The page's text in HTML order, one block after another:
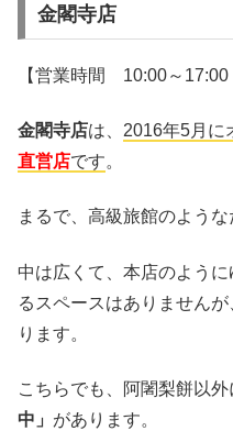
金閣寺店
【営業時間 10:00～
金閣寺店は、 2016年5月に
直営店です。
まるで、高級旅館のよう
中は広くて、本店のよう
るスペースはありません
ります。
こちらでも、阿闍梨餅以
中」 があります。